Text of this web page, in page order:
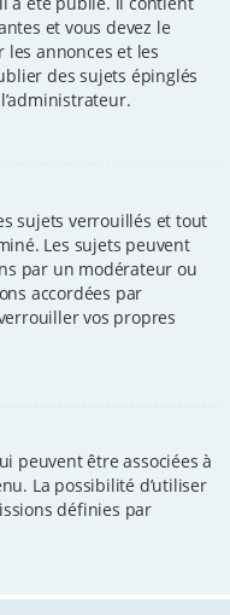
et vous devez le
annonces et les
des sujets épinglés
sujets verrouillés et tout
Les sujets peuvent
par un modérateur ou
accordées par
vos propres
peuvent être associées à
La possibilité d’utiliser
définies par